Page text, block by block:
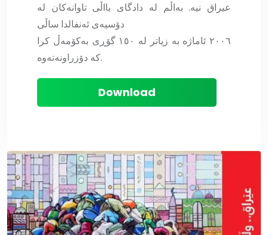
عیراق نیە. بەاڵم لە دادگای بااڵی تاوانەکان لە
دۆسیەی ئەنفالدا ساڵی
٢٠٠٦ ئاماژە بە زیاتر لە ١٥٠ گۆڕی بەکۆمەڵ کرا
کە دۆزراونەتەوە.
Download